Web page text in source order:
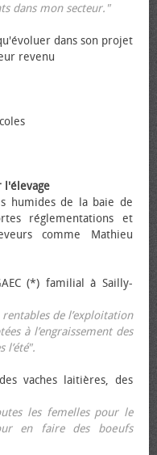
dans mon secteur."
dans son projet
revenu
l'élevage
humides de la baie de
réglementations et
comme Mathieu
(*) familial à Sailly-
de l’exploitation
à l’engraissement des
l’été".
vaches laitières, des
les femelles pour le
en faire des bœufs